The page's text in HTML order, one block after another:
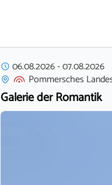
06.08.2026-07.08.2026
Pommersches
Galerie der Romantik